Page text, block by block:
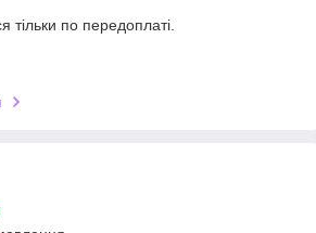
тільки по передоплаті.